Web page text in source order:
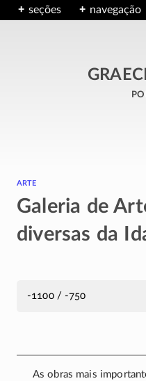
seções navegação
arte
Galeria de
diversas da
-1100 / -750
As obras mais